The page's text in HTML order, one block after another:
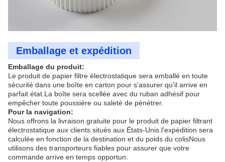
Emballage et expédition
Emballage du produit:
Le produit de papier filtre électrostatique sera emballé en toute
sécurité dans une boîte en carton pour s'assurer qu'il arrive en
parfait état.La boîte sera scellée avec du ruban adhésif pour
empêcher toute poussière ou saleté de pénétrer.
Pour la navigation:
Nous offrons la livraison gratuite pour le produit de papier filtrant
électrostatique aux clients situés aux États-Unis.l'expédition sera
calculée en fonction de la destination et du poids du colisNous
utilisons des transporteurs fiables pour assurer que votre
commande arrive en temps opportun.